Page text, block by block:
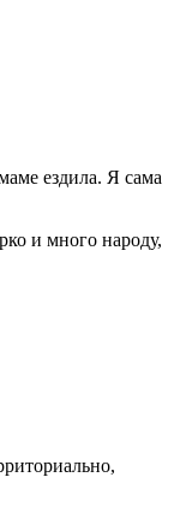
ездила. Я сама
и много народу,